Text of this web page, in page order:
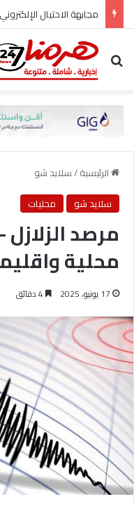
مجابهة الاحتيال
بحث عن
الرئيسية/سلايد شو
سلايد شو
محليات
محلية
17 يونيو، 2025